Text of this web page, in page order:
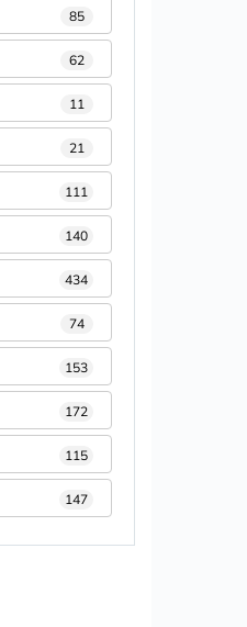
85
62
11
21
111
140
434
74
153
172
115
147